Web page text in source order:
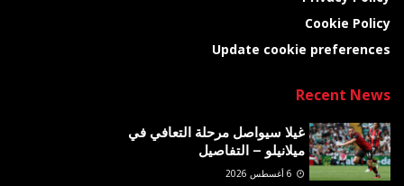
Cookie Policy
Update cookie preferences
Recent News
غيلا سيواصل مرحلة التعافي في
ميلانيلو – التفاصيل